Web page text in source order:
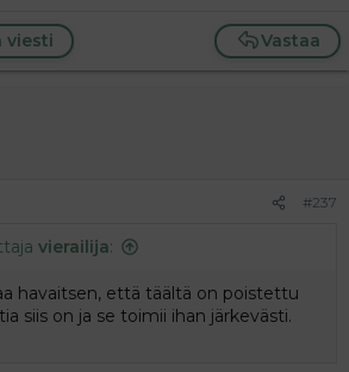
Vastaa
viesti
#237
vierailija:
havaitsen, että täältä on poistettu
siis on ja se toimii ihan järkevästi.